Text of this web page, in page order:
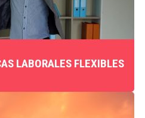
LABORALES FLEXIBLES